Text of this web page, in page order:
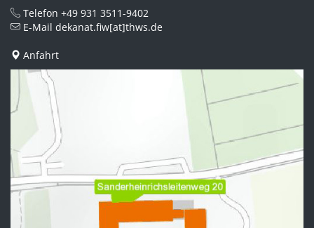
Telefon +49 931 3511-9402
E-Mail dekanat.fiw[at]thws.de
Anfahrt